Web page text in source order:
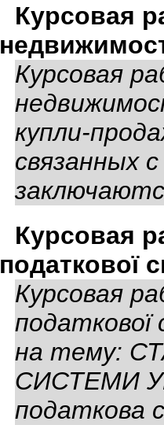
Курсовая
Курсовая
купли-
связанных
Курсовая
податкової
Курсовая
на тему:
СИСТЕМИ
податкова